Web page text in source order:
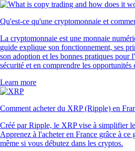
Qu'est-ce qu'une cryptomonnaie et
La cryptomonnaie est une monnaie
guide explique son fonctionnement, ses
son adoption et les bonnes pratiques pour
sécurité et en comprendre les opportunités
Learn more
Comment acheter du XRP (Ripple) en
Créé par Ripple, le XRP vise à simplifier
Apprenez à l'acheter en France grâce à ce
même si vous débutez dans les cryptos.